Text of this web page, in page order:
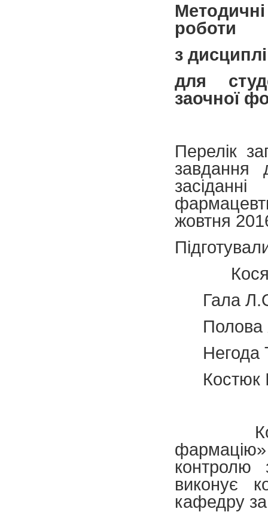
роботи
з
для
заочної
Перелік
завдання
жовтня
Гала
Костюк
фармацію»
контролю
виконує
кафедру